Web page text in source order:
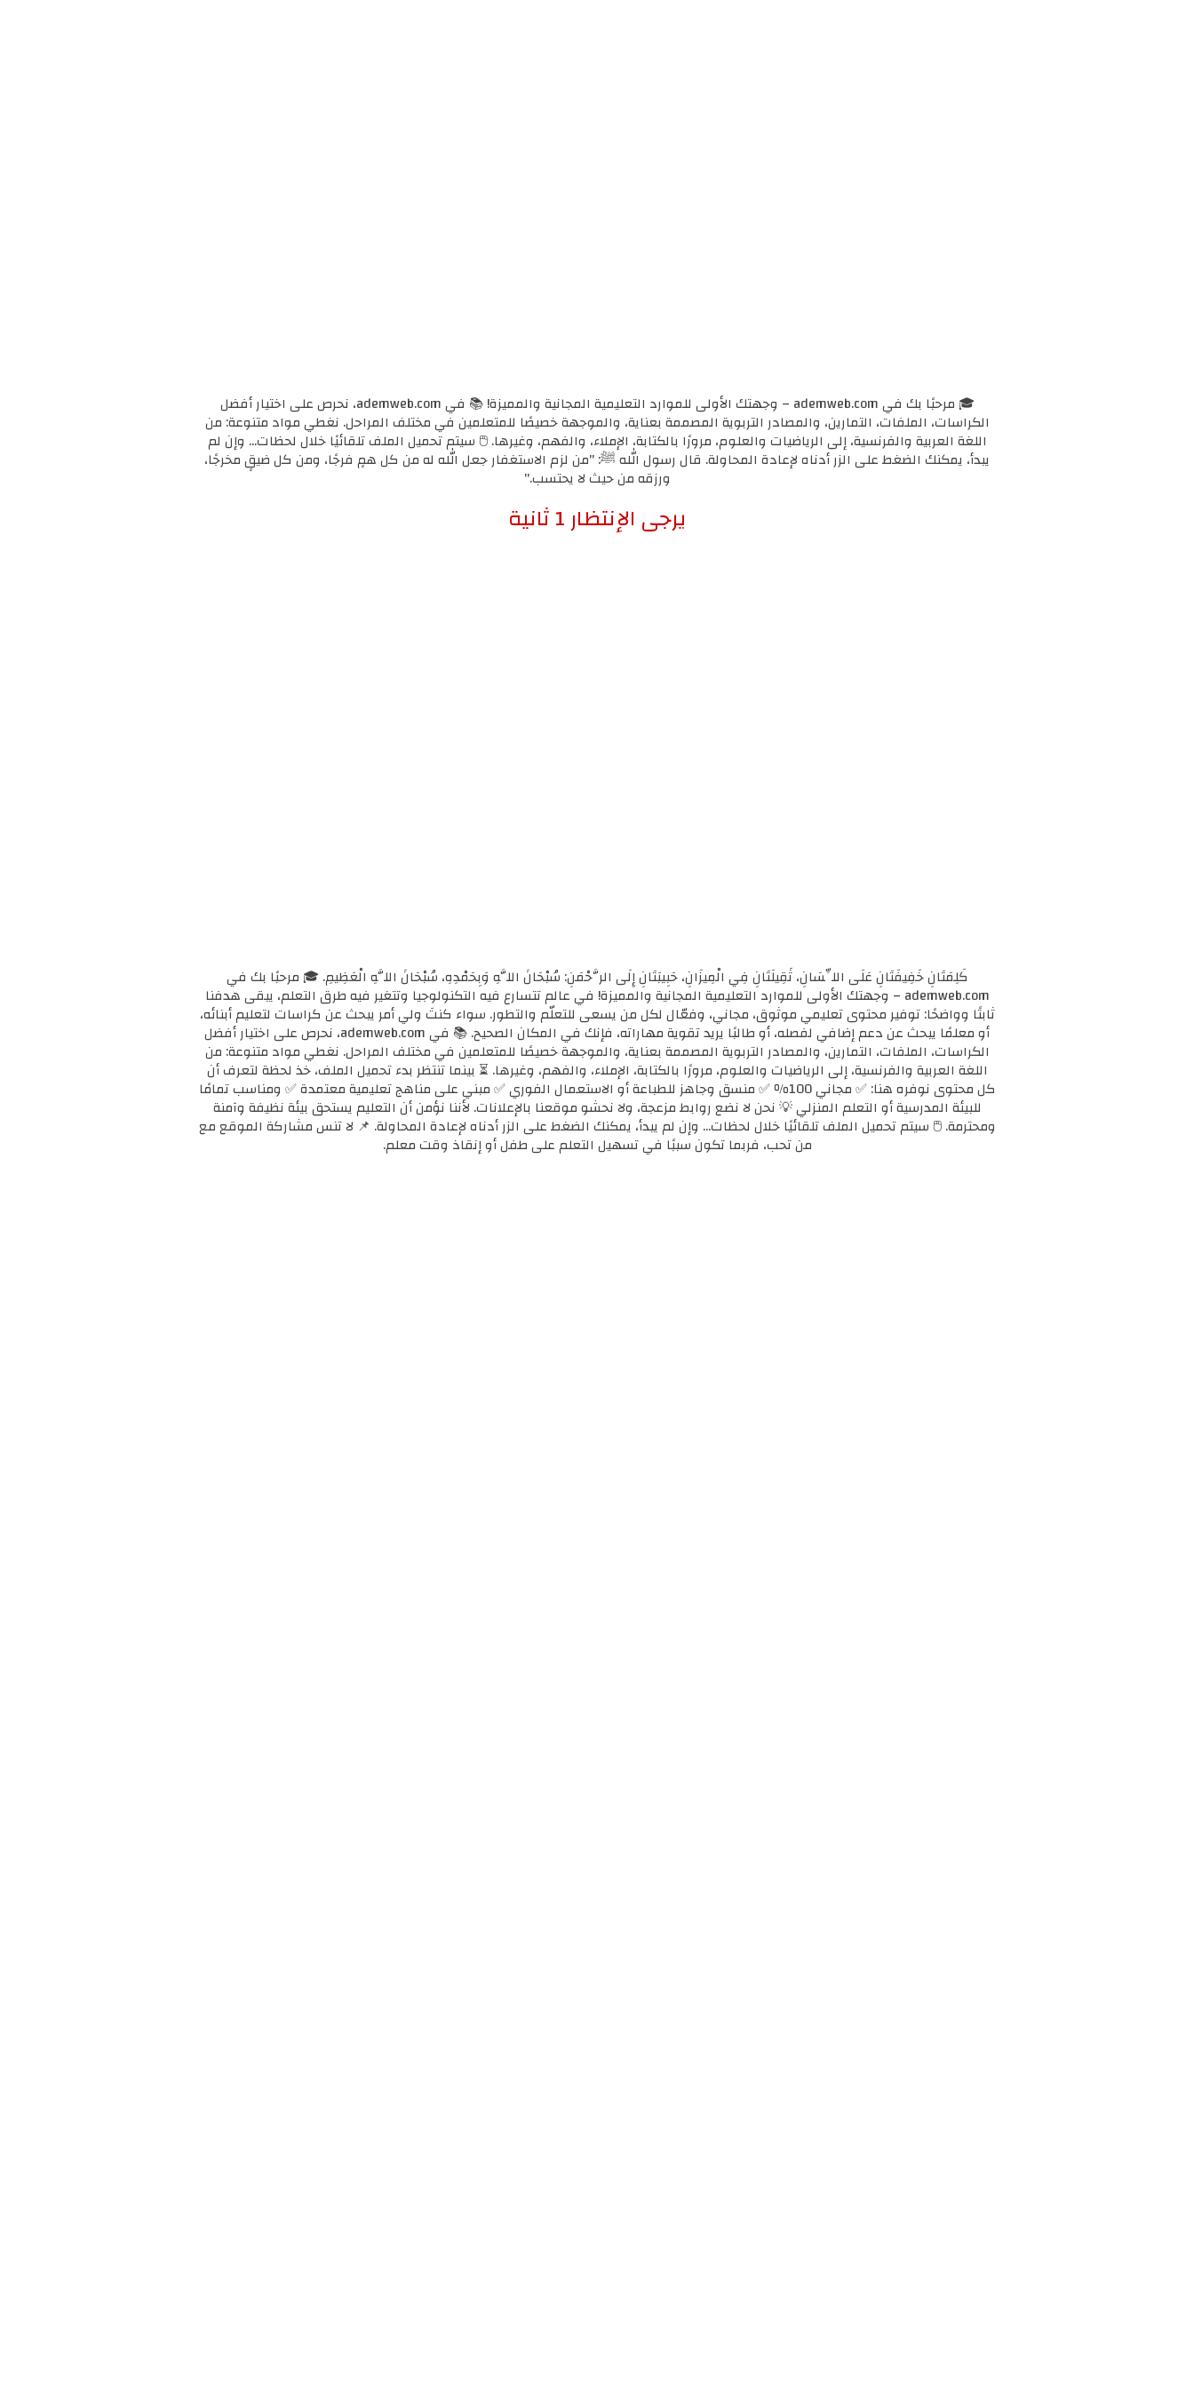
🎓 مرحبًا بك في ademweb.com – وجهتك الأولى للموارد التعليمية المجانية والمميزة! 📚 في ademweb.com، نحرص على اختيار أفضل
الكراسات، الملفات، التمارين، والمصادر التربوية المصممة بعناية، والموجهة خصيصًا للمتعلمين في مختلف المراحل. نغطي مواد متنوعة: من
اللغة العربية والفرنسية، إلى الرياضيات والعلوم، مرورًا بالكتابة، الإملاء، والفهم، وغيرها. 🖱️ سيتم تحميل الملف تلقائيًا خلال لحظات... وإن لم
يبدأ، يمكنك الضغط على الزر أدناه لإعادة المحاولة. قال رسول الله ﷺ: "من لزم الاستغفار جعل الله له من كل همٍ فرجًا، ومن كل ضيقٍ مخرجًا،
ورزقه من حيث لا يحتسب."
كَلِمَتَانِ خَفِيفَتَانِ عَلَى اللِّسَانِ، ثَقِيلَتَانِ فِي الْمِيزَانِ، حَبِيبَتَانِ إِلَى الرَّحْمَنِ: سُبْحَانَ اللَّهِ وَبِحَمْدِهِ، سُبْحَانَ اللَّهِ الْعَظِيمِ. 🎓 مرحبًا بك في
ademweb.com – وجهتك الأولى للموارد التعليمية المجانية والمميزة! في عالم تتسارع فيه التكنولوجيا وتتغير فيه طرق التعلم، يبقى هدفنا
ثابتًا وواضحًا: توفير محتوى تعليمي موثوق، مجاني، وفعّال لكل من يسعى للتعلّم والتطور. سواء كنتَ ولي أمر يبحث عن كراسات لتعليم أبنائه،
أو معلمًا يبحث عن دعم إضافي لفصله، أو طالبًا يريد تقوية مهاراته، فإنك في المكان الصحيح. 📚 في ademweb.com، نحرص على اختيار أفضل
الكراسات، الملفات، التمارين، والمصادر التربوية المصممة بعناية، والموجهة خصيصًا للمتعلمين في مختلف المراحل. نغطي مواد متنوعة: من
اللغة العربية والفرنسية، إلى الرياضيات والعلوم، مرورًا بالكتابة، الإملاء، والفهم، وغيرها. ⏳ بينما تنتظر بدء تحميل الملف، خذ لحظة لتعرف أن
كل محتوى نوفره هنا: ✅ مجاني 100٪ ✅ منسق وجاهز للطباعة أو الاستعمال الفوري ✅ مبني على مناهج تعليمية معتمدة ✅ ومناسب تمامًا
للبيئة المدرسية أو التعلم المنزلي 💡 نحن لا نضع روابط مزعجة، ولا نحشو موقعنا بالإعلانات. لأننا نؤمن أن التعليم يستحق بيئة نظيفة وآمنة
ومحترمة. 🖱️ سيتم تحميل الملف تلقائيًا خلال لحظات... وإن لم يبدأ، يمكنك الضغط على الزر أدناه لإعادة المحاولة. 📌 لا تنس مشاركة الموقع مع